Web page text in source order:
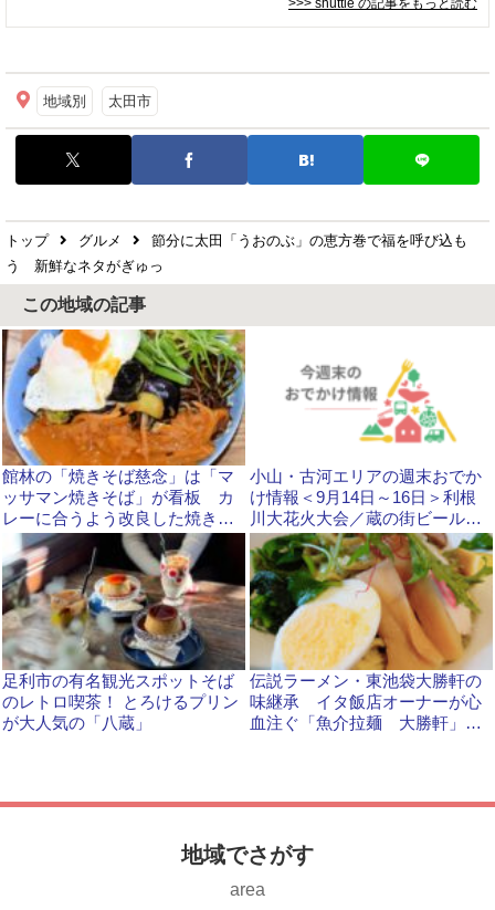
>>> shuttle の記事をもっと読む
地域別 太田市
トップ グルメ
節分に太田「うおのぶ」の恵方巻で福を呼び込も
う 新鮮なネタがぎゅっ
この地域の記事
館林の「焼きそば慈念」は「マ
ッサマン焼きそば」が看板 カ
レーに合うよう改良した焼きそ
ばとの〝マリアージュ〟が好評
です！
小山・古河エリアの週末おでか
け情報＜9月14日～16日＞利根
川大花火大会／蔵の街ビール祭
り／九州沖縄物産展
足利市の有名観光スポットそば
のレトロ喫茶！ とろけるプリン
が大人気の「八蔵」
伝説ラーメン・東池袋大勝軒の
味継承 イタ飯店オーナーが心
血注ぐ「魚介拉麺 大勝軒」
地域でさがす
area